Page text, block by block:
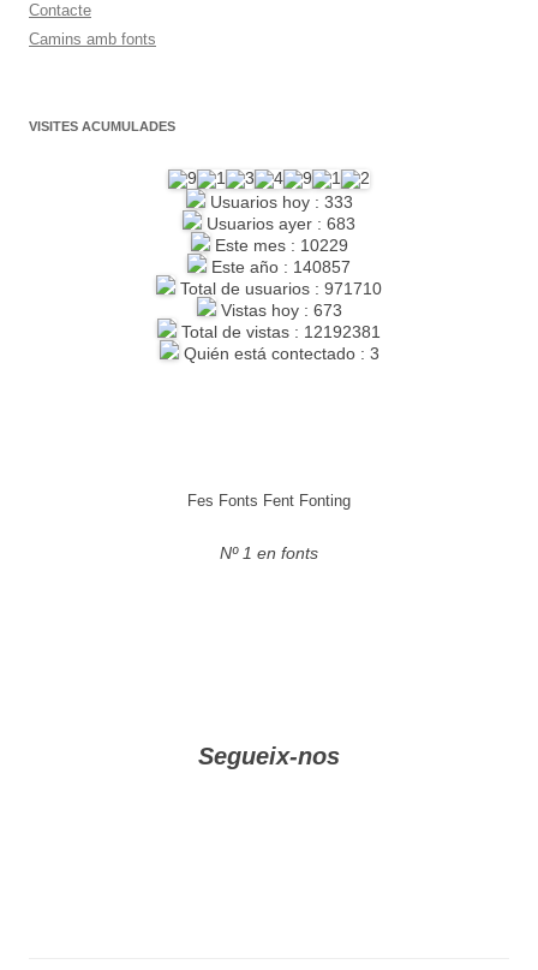
Contacte
Camins amb fonts
VISITES ACUMULADES
Usuarios hoy : 333
Usuarios ayer : 683
Este mes : 10229
Este año : 140857
Total de usuarios : 971710
Vistas hoy : 673
Total de vistas : 12192381
Quién está contectado : 3
Fes Fonts Fent Fonting
Nº 1 en fonts
Segueix-nos